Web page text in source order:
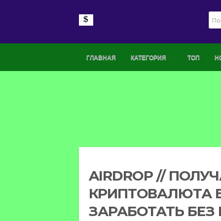
ГЛАВНАЯ КАТЕГОРИЯ ТОП
AIRDROP //
КРИПТОВАЛЮТА
ЗАРАБОТАТЬ БЕЗ